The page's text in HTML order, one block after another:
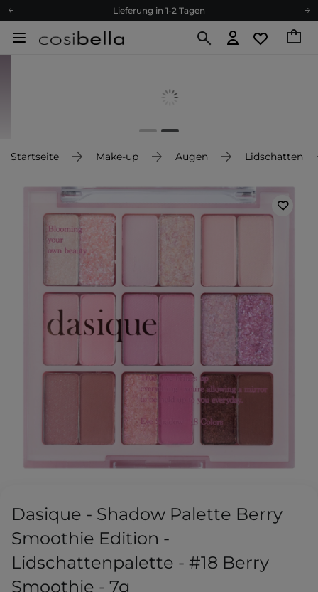
Lieferung in 1-2 Tagen
Empfehle uns weiter und sammle noch mehr Punkte
Versand nach Deutschland und Österreich
Lieferung in 1-2 Tagen
Empfehle uns weiter und sammle noch mehr Punkte
Startseite Make-up Augen Lidschatten
Dasique - Shadow Palette Berry
Smoothie Edition -
Lidschattenpalette - #18 Berry
Smoothie - 7g